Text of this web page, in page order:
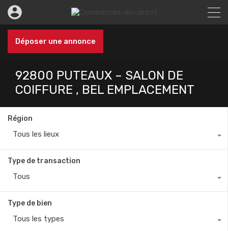
Déposer une annonce
92800 PUTEAUX – SALON DE
COIFFURE , BEL EMPLACEMENT
Région
Tous les lieux
Type de transaction
Tous
Type de bien
Tous les types